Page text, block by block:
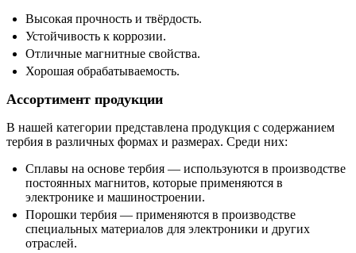
Высокая прочность и твёрдость.
Устойчивость к коррозии.
Отличные магнитные свойства.
Хорошая обрабатываемость.
Ассортимент продукции
В нашей категории представлена продукция с содержанием
тербия в различных формах и размерах. Среди них:
Сплавы на основе тербия — используются в производстве
постоянных магнитов, которые применяются в
электронике и машиностроении.
Порошки тербия — применяются в производстве
специальных материалов для электроники и других
отраслей.